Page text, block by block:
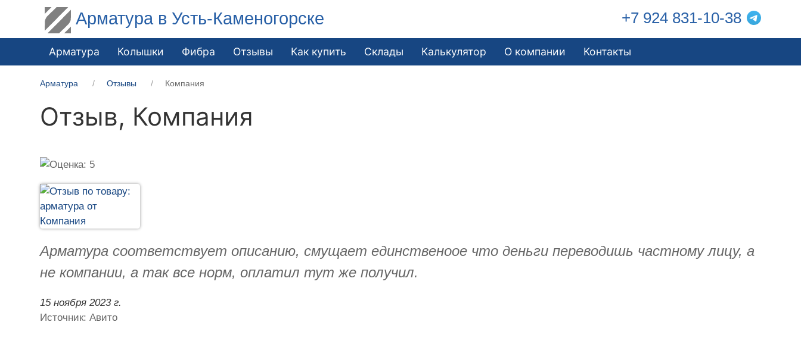
Арматура в Усть-Каменогорске +7 924 831-10-38
Арматура Колышки Фибра Отзывы Как купить Склады Калькулятор О компании Контакты
Арматура Отзывы Компания
Отзыв, Компания
Арматура соответствует описанию, смущает единственоое что деньги переводишь частному лицу, а
не компании, а так все норм, оплатил тут же получил.
15 ноября 2023 г.
Источник: Авито